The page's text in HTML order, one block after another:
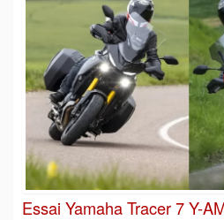
Essai Yamaha Tracer 7 Y-